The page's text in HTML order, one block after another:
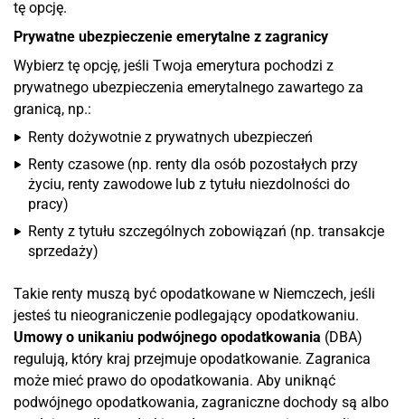
tę opcję.
Prywatne ubezpieczenie emerytalne z zagranicy
Wybierz tę opcję, jeśli Twoja emerytura pochodzi z
prywatnego ubezpieczenia emerytalnego zawartego za
granicą, np.:
Renty dożywotnie z prywatnych ubezpieczeń
Renty czasowe (np. renty dla osób pozostałych przy
życiu, renty zawodowe lub z tytułu niezdolności do
pracy)
Renty z tytułu szczególnych zobowiązań (np. transakcje
sprzedaży)
Takie renty muszą być opodatkowane w Niemczech, jeśli
jesteś tu nieograniczenie podlegający opodatkowaniu.
Umowy o unikaniu podwójnego opodatkowania (DBA)
regulują, który kraj przejmuje opodatkowanie. Zagranica
może mieć prawo do opodatkowania. Aby uniknąć
podwójnego opodatkowania, zagraniczne dochody są albo